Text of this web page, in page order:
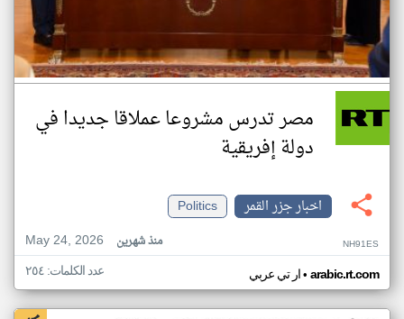
مصر تدرس مشروعا عملاقا جديدا في
دولة إفريقية
اخبار جزر القمر
Politics
May 24, 2026
منذ شهرين NH91ES
ار تي عربي• arabic.rt.com عدد الكلمات: ٢٥٤